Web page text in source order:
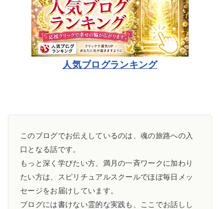
人気ブログランキング
このブログでお伝えしているのは、魂の旅路への入
口となる話です。
もっと深く学びたい方、満月の一斉ワークに加わり
たい方は、スピリチュアルスクールでほぼ毎日メッ
セージをお届けしています。
ブログには書けない霊的な実践も、ここでお話しし